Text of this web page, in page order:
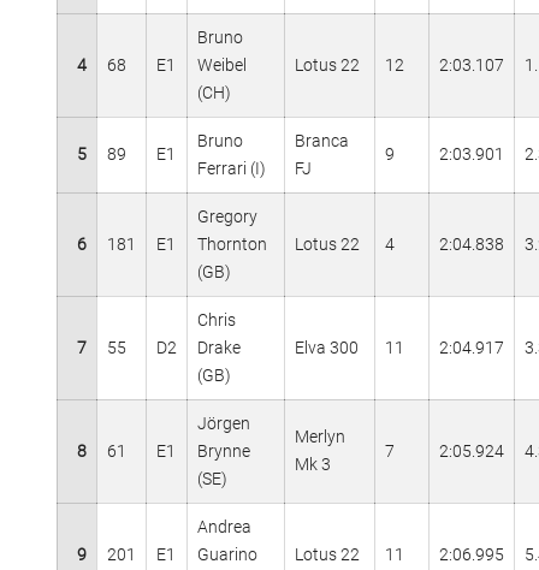
4 68 E1
Bruno
Weibel
(CH)
Lotus 22 12 2:03.107
5 89 E1
Bruno
Ferrari (I)
Branca
FJ
9 2:03.901
6 181 E1
Gregory
Thornton
(GB)
Lotus 22 4 2:04.838
7 55 D2
Chris
Drake
(GB)
Elva 300 11 2:04.917
8 61 E1
Jörgen
Brynne
(SE)
Merlyn
Mk 3
7 2:05.924
9 201 E1
Andrea
Guarino
Lotus 22 11 2:06.995